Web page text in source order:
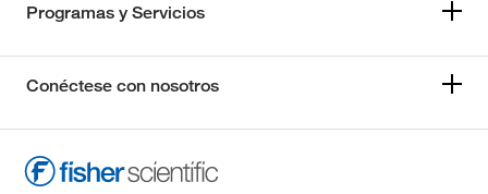
Programas y Servicios
Conéctese con nosotros